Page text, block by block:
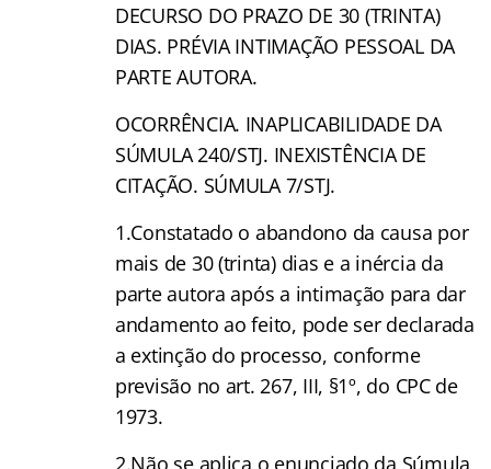
DECURSO DO PRAZO DE 30 (TRINTA)
DIAS. PRÉVIA INTIMAÇÃO PESSOAL DA
PARTE AUTORA.
OCORRÊNCIA. INAPLICABILIDADE DA
SÚMULA 240/STJ. INEXISTÊNCIA DE
CITAÇÃO. SÚMULA 7/STJ.
1.Constatado o abandono da causa por
mais de 30 (trinta) dias e a inércia da
parte autora após a intimação para dar
andamento ao feito, pode ser declarada
a extinção do processo, conforme
previsão no art. 267, III, §1º, do CPC de
1973.
2.Não se aplica o enunciado da Súmula